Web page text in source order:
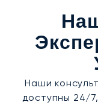
Наши
доступны 24/